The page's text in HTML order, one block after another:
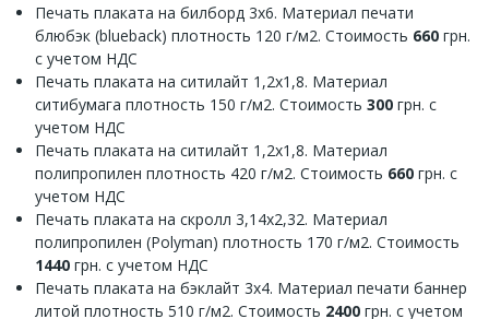
Печать плаката на билборд 3х6. Материал печати
блюбэк (blueback) плотность 120 г/м2. Стоимость 660 грн.
с учетом НДС
Печать плаката на ситилайт 1,2х1,8. Материал
ситибумага плотность 150 г/м2. Стоимость 300 грн. с
учетом НДС
Печать плаката на ситилайт 1,2х1,8. Материал
полипропилен плотность 420 г/м2. Стоимость 660 грн. с
учетом НДС
Печать плаката на скролл 3,14х2,32. Материал
полипропилен (Polyman) плотность 170 г/м2. Стоимость
1440 грн. с учетом НДС
Печать плаката на бэклайт 3х4. Материал печати баннер
литой плотность 510 г/м2. Стоимость 2400 грн. с учетом